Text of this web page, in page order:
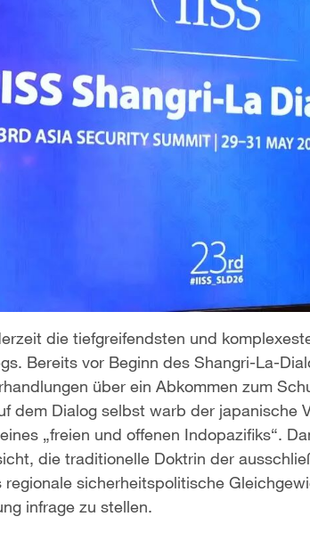
die tiefgreifendsten und
Bereits vor Beginn des Shangri-La-
über ein Abkommen zum
dem Dialog selbst warb der japanische
„freien und offenen Indopazifiks“.
die traditionelle Doktrin der
regionale sicherheitspolitische
infrage zu stellen.